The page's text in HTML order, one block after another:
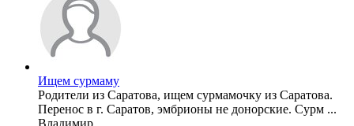
Ищем сурмаму
Родители из Саратова, ищем сурмамочку из Саратова.
Перенос в г. Саратов, эмбрионы не донорские. Сурм ...
Владимир